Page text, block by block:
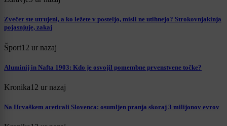
Zvečer ste utrujeni, a ko ležete v posteljo, misli ne utihnejo? Strokovnjakinja
pojasnjuje, zakaj
Šport12 ur nazaj
Aluminij in Nafta 1903: Kdo je osvojil pomembne prvenstvene točke?
Kronika12 ur nazaj
Na Hrvaškem aretirali Slovenca: osumljen pranja skoraj 3 milijonov evrov